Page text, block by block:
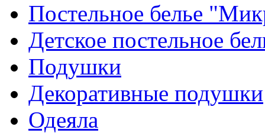
Постельное белье
Детское постельное
Подушки
Декоративные подушки
Одеяла